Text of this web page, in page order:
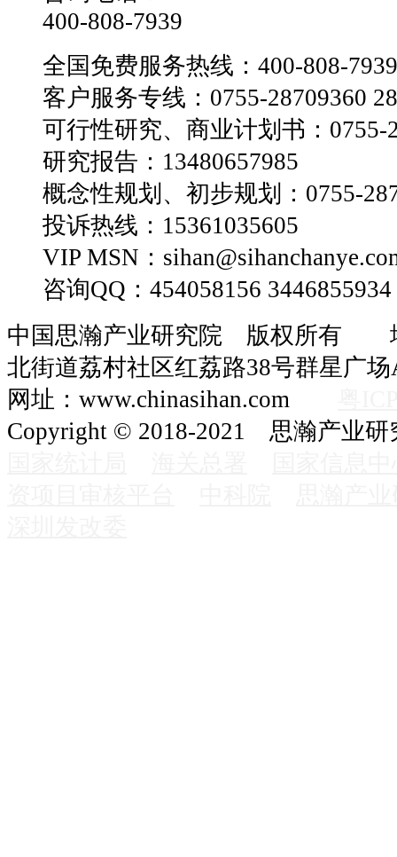
400-808-7939
全国免费服务热线：400-808-7939
客户服务专线：0755-28709360
可行性研究、商业计划书：0755-
研究报告：13480657985
概念性规划、初步规划：0755-
投诉热线：15361035605
VIP MSN：
咨询QQ：454058156 3446855934
中国思瀚产业研究院 版权所有
北街道荔村社区红荔路38号群星广
网址：www.chinasihan.com
Copyright © 2018-2021 思瀚产业研